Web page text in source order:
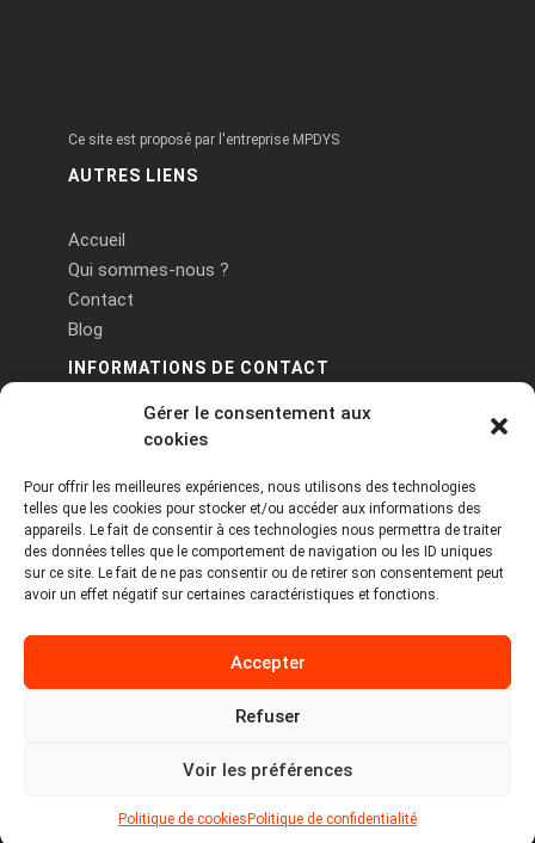
Gérer le consentement aux
cookies
Pour offrir les meilleures expériences, nous utilisons des technologies
telles que les cookies pour stocker et/ou accéder aux informations des
appareils. Le fait de consentir à ces technologies nous permettra de traiter
des données telles que le comportement de navigation ou les ID uniques
sur ce site. Le fait de ne pas consentir ou de retirer son consentement peut
avoir un effet négatif sur certaines caractéristiques et fonctions.
Accepter
Refuser
Voir les préférences
Politique de cookies Politique de confidentialité
Ce site est proposé par l'entreprise MPDYS
AUTRES LIENS
Accueil
Qui sommes-nous ?
Contact
Blog
INFORMATIONS DE CONTACT
PA Keneach Ouest - 5 rue de Belle-Île - 56400
contact@logiciels-etiquettes.com
09 71 37 25 93
Politique de cookies